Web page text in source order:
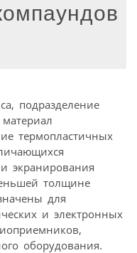
подразделение
материал
термопластичных
экранирования
толщине
для
и электронных
оборудования.